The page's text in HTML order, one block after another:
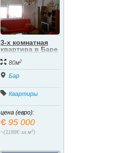
3-х комнатная
квартира в Баре
80м2
Бар
Квартиры
цена (евро):
95 000
~(1188€ за м2)